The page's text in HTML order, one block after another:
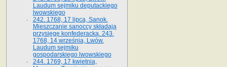
Laudum sejmiku deputackiego
lwowskiego
242. 1768, 17 lipca, Sanok.
Mieszczanie sanoccy składają
przysięgę konfederacką. 243.
1768, 14 września, Lwów.
Laudum sejmiku
gospodarskiego lwowskiego
244. 1769, 17 kwietnia,